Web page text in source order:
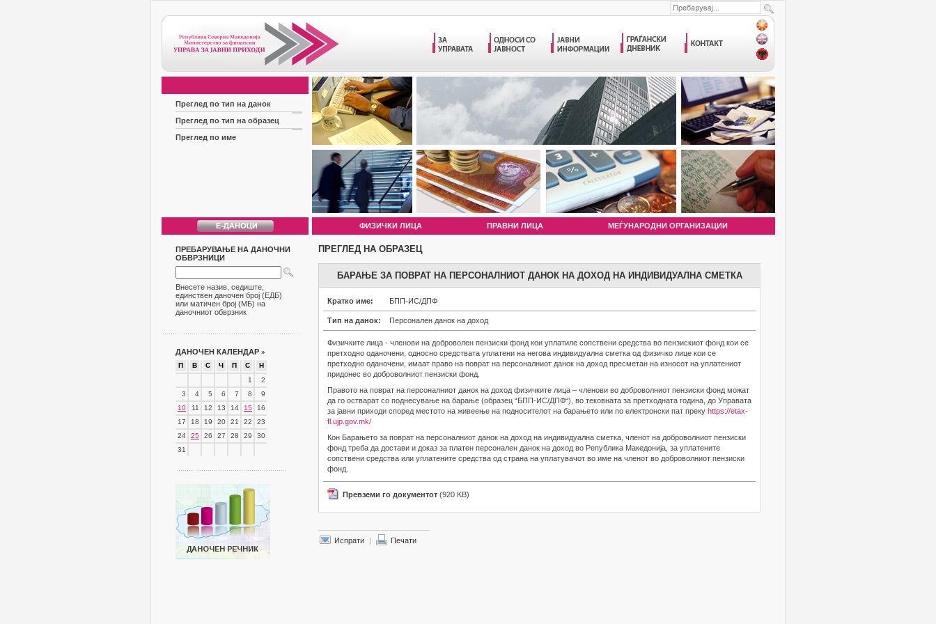
Преглед по тип на данок
Преглед по тип на образец
Преглед по име
ФИЗИЧКИ ЛИЦА ПРАВНИ ЛИЦА МЕЃУНАРОДНИ ОРГАНИЗАЦИИ
ПРЕБАРУВАЊЕ НА ДАНОЧНИ
ОБВРЗНИЦИ
Внесете назив, седиште,
единствен даночен број (ЕДБ)
или матичен број (МБ) на
даночниот обврзник
ДАНОЧЕН КАЛЕНДАР »
П В С Ч П С
Н
1
2
3
4 5 6 7 8
9
10
11 12 13 14 15
16
17
18 19 20 21 22
23
24
25 26 27 28 29
30
31
ПРЕГЛЕД НА ОБРАЗЕЦ
БАРАЊЕ ЗА ПОВРАТ НА ПЕРСОНАЛНИОТ ДАНОК НА ДОХОД НА ИНДИВИДУАЛНА СМЕТКА
Кратко име: БПП-ИС/ДПФ
Тип на данок: Персонален данок на доход
Физичките лица - членови на доброволен пензиски фонд кои уплатиле сопствени средства во пензискиот фонд кои се
претходно оданочени, односно средствата уплатени на негова индивидуална сметка од физичко лице кои се
претходно оданочени, имаат право на поврат на персоналниот данок на доход пресметан на износот на уплатениот
придонес во доброволниот пензиски фонд.
Правото на поврат на персоналниот данок на доход физичките лица – членови во доброволниот пензиски фонд можат
да го остварат со поднесување на барање (образец “БПП-ИС/ДПФ“), во тековната за претходната година, до Управата
за јавни приходи според местото на живеење на подносителот на барањето или по електронски пат преку https://etax-
fl.ujp.gov.mk/
Кон Барањето за поврат на персоналниот данок на доход на индивидуална сметка, членот на доброволниот пензиски
фонд треба да достави и доказ за платен персонален данок на доход во Република Македонија, за уплатените
сопствени средства или уплатените средства од страна на уплатувачот во име на членот во доброволниот пензиски
фонд.
Превземи го документот (920 KB)
Испрати | Печати